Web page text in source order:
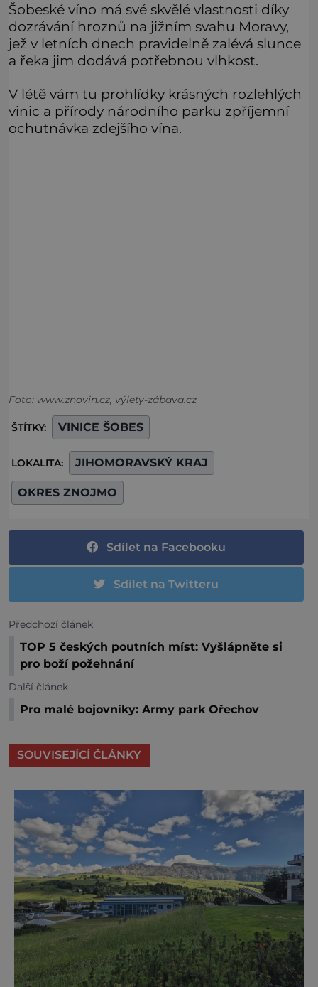
Šobeské víno má své skvělé vlastnosti díky
dozrávání hroznů na jižním svahu Moravy,
jež v letních dnech pravidelně zalévá slunce
a řeka jim dodává potřebnou vlhkost.
V létě vám tu prohlídky krásných rozlehlých
vinic a přírody národního parku zpříjemní
ochutnávka zdejšího vína.
Foto: www.znovin.cz, výlety-zábava.cz
ŠTÍTKY: VINICE ŠOBES
LOKALITA: JIHOMORAVSKÝ KRAJ
OKRES ZNOJMO
Sdílet na Facebooku
Sdílet na Twitteru
Předchozí článek
TOP 5 českých poutních míst: Vyšlápněte si
pro boží požehnání
Další článek
Pro malé bojovníky: Army park Ořechov
SOUVISEJÍCÍ ČLÁNKY